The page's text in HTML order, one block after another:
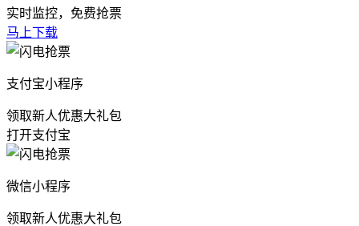
实时监控，免费抢票
马上下载
支付宝小程序
领取新人优惠大礼包
打开支付宝
微信小程序
领取新人优惠大礼包